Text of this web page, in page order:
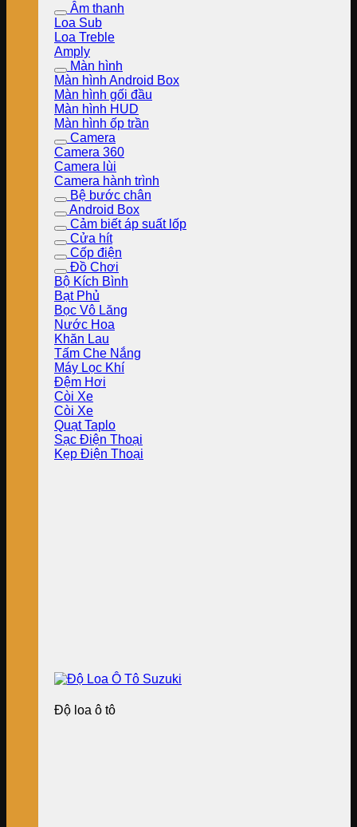
Âm thanh
Loa Sub
Loa Treble
Amply
Màn hình
Màn hình Android Box
Màn hình gối đầu
Màn hình HUD
Màn hình ốp trần
Camera
Camera 360
Camera lùi
Camera hành trình
Bệ bước chân
Android Box
Cảm biết áp suất lốp
Cửa hít
Cốp điện
Đồ Chơi
Bộ Kích Bình
Bạt Phủ
Bọc Vô Lăng
Nước Hoa
Khăn Lau
Tấm Che Nắng
Máy Lọc Khí
Đệm Hơi
Còi Xe
Còi Xe
Quạt Taplo
Sạc Điện Thoại
Kẹp Điện Thoại
Độ loa ô tô